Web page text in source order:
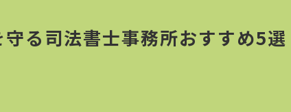
る司法書士事務所おすすめ5